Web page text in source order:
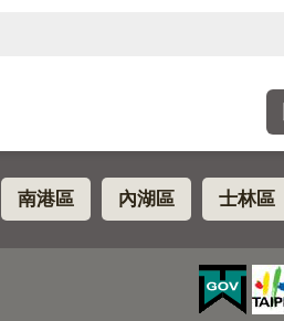
南港區 內湖區 士林區